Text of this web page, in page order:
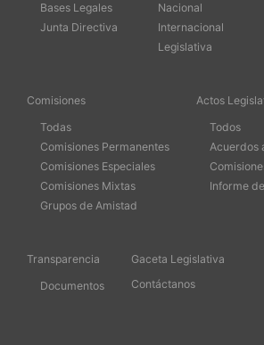
Bases Legales
Junta Directiva
Nacional
Internacional
Legislativa
Comisiones
Todas
Comisiones Permanentes
Comisiones Especiales
Comisiones Mixtas
Grupos de Amistad
Actos
Todos
Acuerdos
Informe
Transparencia
Documentos
Gaceta Legislativa
Contáctanos